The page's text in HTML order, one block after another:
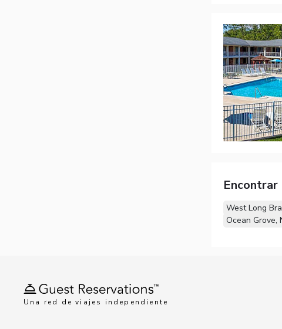
Encontrar
West Long
Ocean Grove,
Una red de viajes independiente